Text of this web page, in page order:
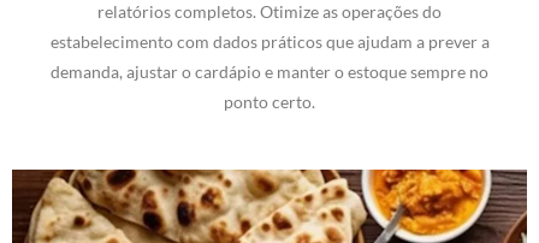
relatórios completos. Otimize as operações do
estabelecimento com dados práticos que ajudam a prever a
demanda, ajustar o cardápio e manter o estoque sempre no
ponto certo.